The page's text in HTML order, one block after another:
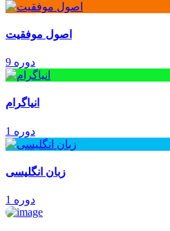
اصول موفقیت
9 دوره
انیاگرام
1 دوره
زبان انگلیسی
1 دوره